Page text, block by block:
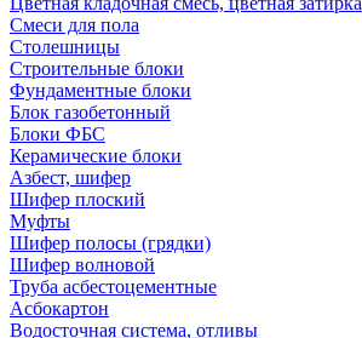
Смеси для пола
Столешницы
Строительные блоки
Фундаментные блоки
Блок газобетонный
Блоки ФБС
Керамические блоки
Азбест, шифер
Шифер плоский
Муфты
Шифер полосы (грядки)
Шифер волновой
Труба асбестоцементные
Асбокартон
Водосточная система, отливы